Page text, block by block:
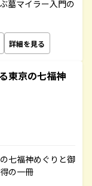
墓マイラー入門の
詳細を見る
東京の七福神
七福神めぐりと御
の一冊